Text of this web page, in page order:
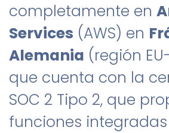
completamente en
Services (AWS) en
Alemania (región
que cuenta con la
SOC 2 Tipo 2, que
funciones